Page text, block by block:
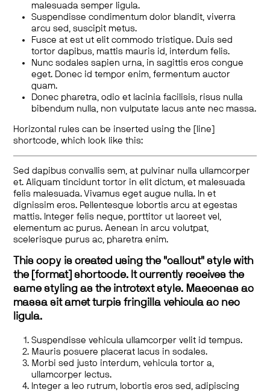
malesuada semper ligula.
Suspendisse condimentum dolor blandit, viverra
arcu sed, suscipit metus.
Fusce at est ut elit commodo tristique. Duis sed
tortor dapibus, mattis mauris id, interdum felis.
Nunc sodales sapien urna, in sagittis eros congue
eget. Donec id tempor enim, fermentum auctor
quam.
Donec pharetra, odio et lacinia facilisis, risus nulla
bibendum nulla, non vulputate lacus ante nec massa.
Horizontal rules can be inserted using the [line]
shortcode, which look like this:
Sed dapibus convallis sem, at pulvinar nulla ullamcorper
et. Aliquam tincidunt tortor in elit dictum, et malesuada
felis malesuada. Vivamus eget augue nulla. In et
dignissim eros. Pellentesque lobortis arcu at egestas
mattis. Integer felis neque, porttitor ut laoreet vel,
elementum ac purus. Aenean in arcu volutpat,
scelerisque purus ac, pharetra enim.
This copy is created using the "callout" style with
the [format] shortcode. It currently receives the
same styling as the introtext style. Maecenas ac
massa sit amet turpis fringilla vehicula ac nec
ligula.
Suspendisse vehicula ullamcorper velit id tempus.
Mauris posuere placerat lacus in sodales.
Morbi sed justo interdum, vehicula tortor a,
ullamcorper lectus.
Integer a leo rutrum, lobortis eros sed, adipiscing